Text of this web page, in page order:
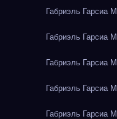
Габриэль Гарсиа
Габриэль Гарсиа
Габриэль Гарсиа
Габриэль Гарсиа
Габриэль Гарсиа